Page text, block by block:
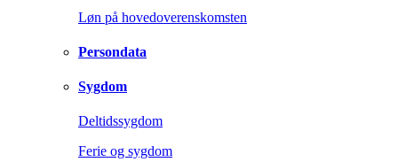
Løn på hovedoverenskomsten
Persondata
Sygdom
Deltidssygdom
Ferie og sygdom